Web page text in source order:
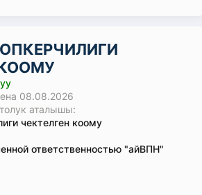
08.08.2026
аталышы:
чектелген коому
ответственностью "айВПН"